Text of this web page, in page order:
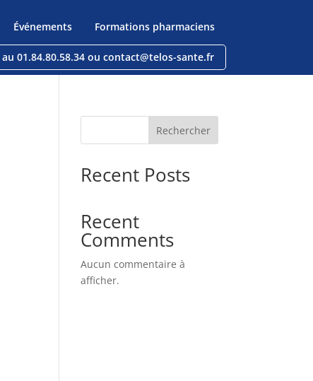
Événements Formations pharmaciens
01.84.80.58.34 ou contact@telos-sante.fr
Rechercher
Recent Posts
Recent
Comments
Aucun commentaire à
afficher.